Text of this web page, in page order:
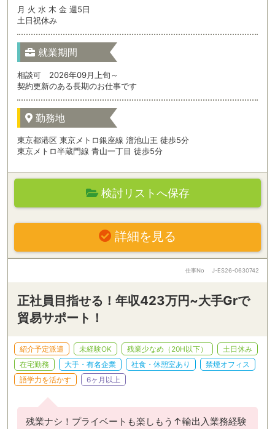
月 火 水 木 金 週5日
土日祝休み
就業期間
相談可 2026年09月上旬～
契約更新のある長期のお仕事です
勤務地
東京都港区 東京メトロ銀座線 溜池山王 徒歩5分
東京メトロ半蔵門線 青山一丁目 徒歩5分
検討リストへ保存
詳細を見る
仕事No J-ES26-0630742
正社員目指せる！年収423万円~大手Grで
貿易サポート！
紹介予定派遣 未経験OK 残業少なめ（20H以下）
土日休み
在宅勤務
大手・有名企業 社食・休憩室あり
禁煙オフィス
語学力を活かす
6ヶ月以上
残業ナシ！プライベートも楽しもう↑輸出入業務経験